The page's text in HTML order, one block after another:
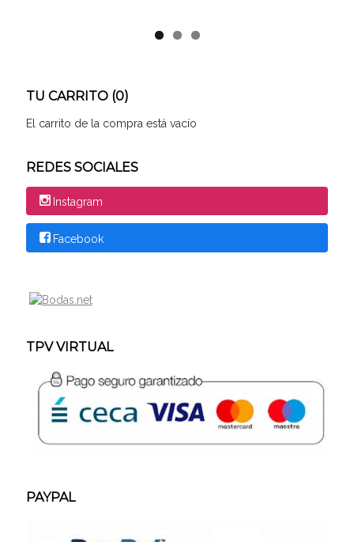
TU CARRITO (0)
El carrito de la compra está vacío
REDES SOCIALES
Instagram
Facebook
TPV VIRTUAL
PAYPAL